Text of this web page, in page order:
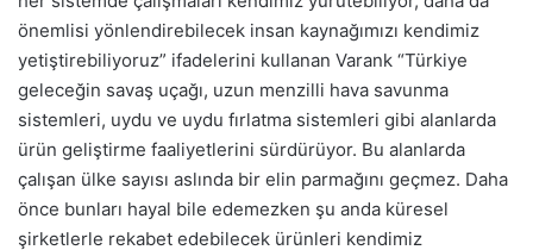
önemlisi yönlendirebilecek insan kaynağımızı kendimiz
yetiştirebiliyoruz” ifadelerini kullanan Varank “Türkiye
geleceğin savaş uçağı, uzun menzilli hava savunma
sistemleri, uydu ve uydu fırlatma sistemleri gibi alanlarda
ürün geliştirme faaliyetlerini sürdürüyor. Bu alanlarda
çalışan ülke sayısı aslında bir elin parmağını geçmez. Daha
önce bunları hayal bile edemezken şu anda küresel
şirketlerle rekabet edebilecek ürünleri kendimiz